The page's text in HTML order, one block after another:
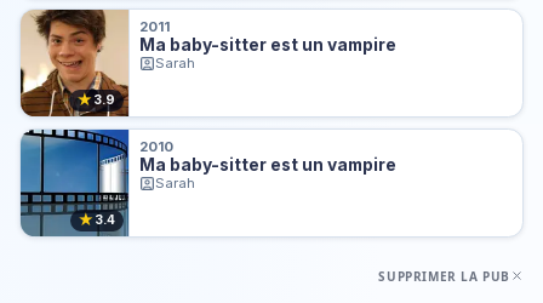
★3.9
2011
Ma baby-sitter est un vampire
Sarah
★3.4
2010
Ma baby-sitter est un vampire
Sarah
SUPPRIMER LA PUB